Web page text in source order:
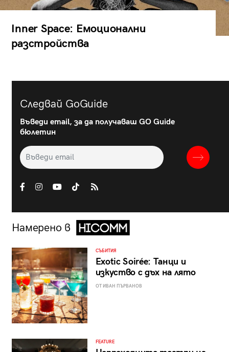
Inner Space: Емоционални
разстройства
Следвай GoGuide
Въведи email, за да получаваш GO Guide
бюлетин
Намерено в
СЪБИТИЯ
Exotic Soirée: Танци и
изкуство с дъх на лято
ОТ ИВАН ПЪРВАНОВ
FEATURE